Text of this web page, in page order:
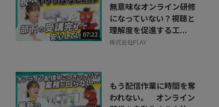
07:22
無意味なオンライン研修
になっていない？視聴と
理解度を促進する工...
株式会社PLAY
もう配信作業に時間を奪
われない。 オンライン